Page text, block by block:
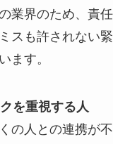
業界のため、責
スも許されない
ます。
を重視する人
の人との連携が